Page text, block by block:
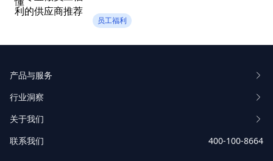
员工福利
产品与服务
行业洞察
关于我们
联系我们
400-100-8664